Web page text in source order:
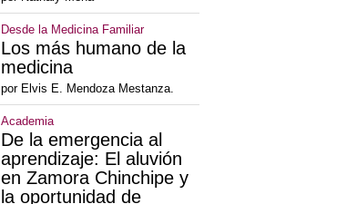
Desde la Medicina Familiar
Los más humano de la
medicina
por Elvis E. Mendoza Mestanza.
Academia
De la emergencia al
aprendizaje: El aluvión
en Zamora Chinchipe y
la oportunidad de